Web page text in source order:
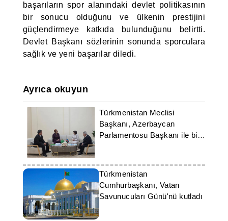
başarıların spor alanındaki devlet politikasının
bir sonucu olduğunu ve ülkenin prestijini
güçlendirmeye katkıda bulunduğunu belirtti.
Devlet Başkanı sözlerinin sonunda sporculara
sağlık ve yeni başarılar diledi.
Ayrıca okuyun
Türkmenistan Meclisi
Başkanı, Azerbaycan
Parlamentosu Başkanı ile bir
Türkmenistan
Cumhurbaşkanı, Vatan
Savunucuları Günü'nü kutladı